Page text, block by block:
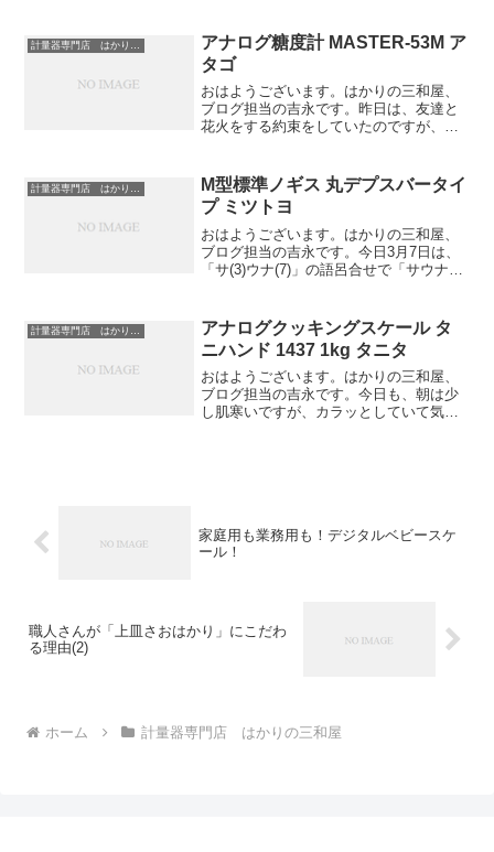
で驚きました！今日から、...
計量器専門店 はかりの三和屋
アナログ糖度計 MASTER-53M ア
タゴ
おはようございます。はかりの三和屋、
ブログ担当の吉永です。昨日は、友達と
花火をする約束をしていたのですが、午
た今度にしてとりあえずご飯だけ食べに
行こうということになった...
M型標準ノギス 丸デプスバータイ
プ ミツトヨ
おはようございます。はかりの三和屋、
ブログ担当の吉永です。今日3月7日は、
「サ(3)ウナ(7)」の語呂合せで「サウナ健
く入っていません。前はよく温泉に行っ
て、岩盤浴とサ...
アナログクッキングスケール タ
ニハンド 1437 1kg タニタ
おはようございます。はかりの三和屋、
ブログ担当の吉永です。今日も、朝は少
し肌寒いですが、カラッとしていて気持
家庭用も業務用も！デジタルベビースケ
ール！
職人さんが「上皿さおはかり」にこだわ
る理由(2)
ホーム 計量器専門店 はかりの三和屋